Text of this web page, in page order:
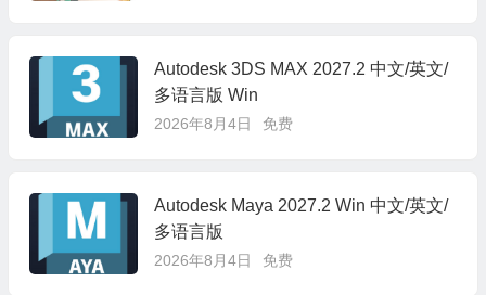
Autodesk 3DS MAX 2027.2 中文/英文/
多语言版 Win
2026年8月4日 免费
Autodesk Maya 2027.2 Win 中文/英文/
多语言版
2026年8月4日 免费